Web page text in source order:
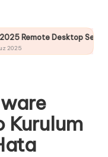
Desktop Services
Kurulum